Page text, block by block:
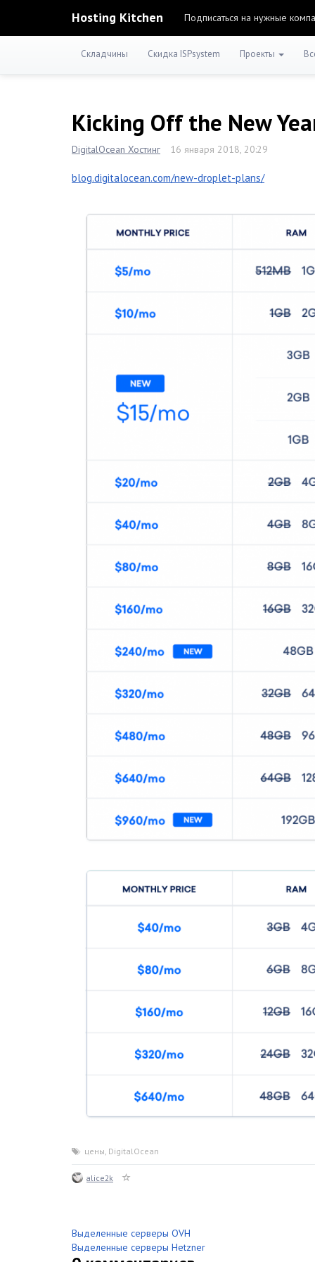
Hosting Kitchen Подписаться на нужные
Складчины Скидка ISPsystem Проекты
Kicking Off the New
DigitalOcean Хостинг 16 января 2018, 20:29
blog.digitalocean.com/new-droplet-plans/
цены DigitalOcean
alice2k
Выделенные серверы OVH
Выделенные серверы Hetzner